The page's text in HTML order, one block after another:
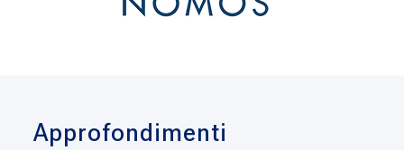
Approfondimenti